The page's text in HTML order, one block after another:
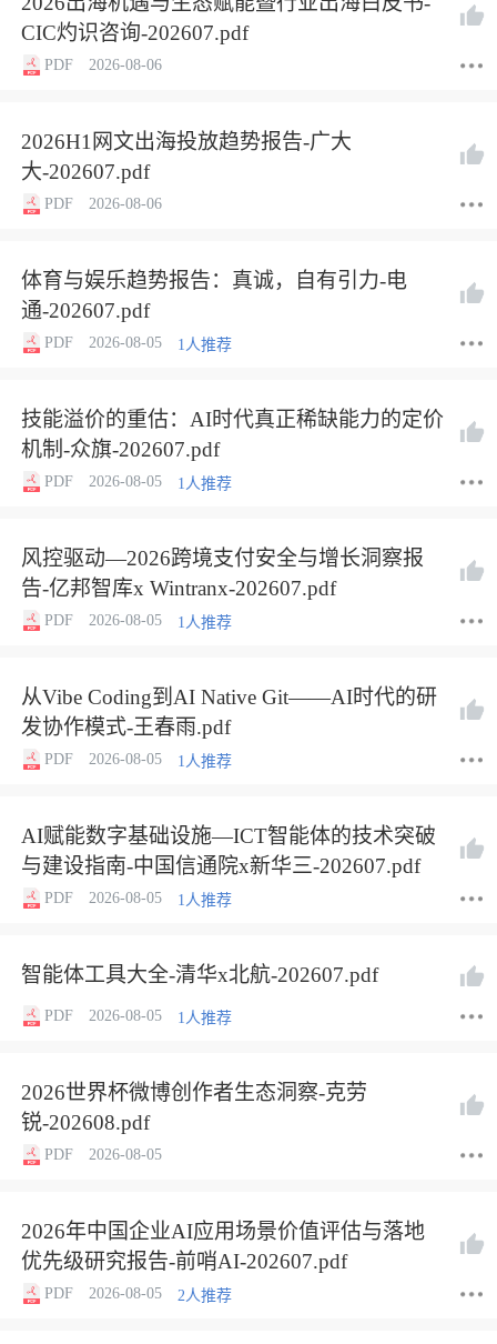
CIC灼识咨询-202607.pdf
PDF 2026-08-06
2026H1网文出海投放趋势报告-广大
大-202607.pdf
PDF 2026-08-06
体育与娱乐趋势报告：真诚，自有引力-电
通-202607.pdf
PDF 2026-08-05 1人推荐
技能溢价的重估：AI时代真正稀缺能力的定价
机制-众旗-202607.pdf
PDF 2026-08-05 1人推荐
风控驱动—2026跨境支付安全与增长洞察报
告-亿邦智库x Wintranx-202607.pdf
PDF 2026-08-05 1人推荐
从Vibe Coding到AI Native Git——AI时代的研
发协作模式-王春雨.pdf
PDF 2026-08-05 1人推荐
AI赋能数字基础设施—ICT智能体的技术突破
与建设指南-中国信通院x新华三-202607.pdf
PDF 2026-08-05 1人推荐
智能体工具大全-清华x北航-202607.pdf
PDF 2026-08-05 1人推荐
2026世界杯微博创作者生态洞察-克劳
锐-202608.pdf
PDF 2026-08-05
2026年中国企业AI应用场景价值评估与落地
优先级研究报告-前哨AI-202607.pdf
PDF 2026-08-05 2人推荐